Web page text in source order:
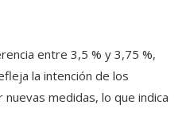
entre 3,5 % y 3,75 %,
la intención de los
medidas, lo que indica